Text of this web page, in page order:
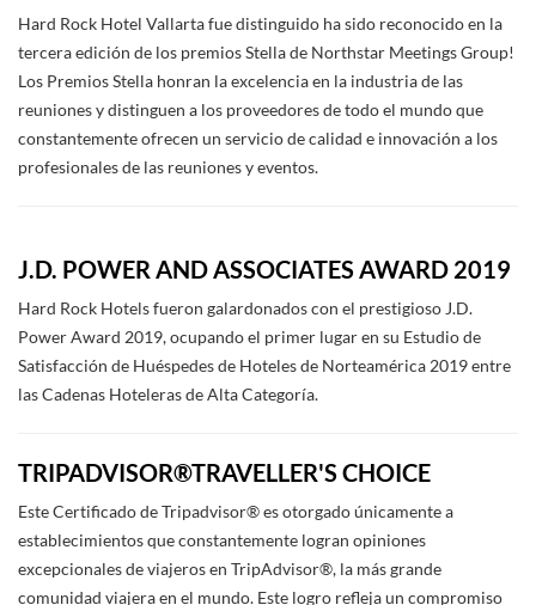
Hard Rock Hotel Vallarta fue distinguido ha sido reconocido en la
tercera edición de los premios Stella de Northstar Meetings Group!
Los Premios Stella honran la excelencia en la industria de las
reuniones y distinguen a los proveedores de todo el mundo que
constantemente ofrecen un servicio de calidad e innovación a los
profesionales de las reuniones y eventos.
J.D. POWER AND ASSOCIATES AWARD 2019
Hard Rock Hotels fueron galardonados con el prestigioso J.D.
Power Award 2019, ocupando el primer lugar en su Estudio de
Satisfacción de Huéspedes de Hoteles de Norteamérica 2019 entre
las Cadenas Hoteleras de Alta Categoría.
TRIPADVISOR®TRAVELLER'S CHOICE
Este Certificado de Tripadvisor® es otorgado únicamente a
establecimientos que constantemente logran opiniones
excepcionales de viajeros en TripAdvisor®, la más grande
comunidad viajera en el mundo. Este logro refleja un compromiso